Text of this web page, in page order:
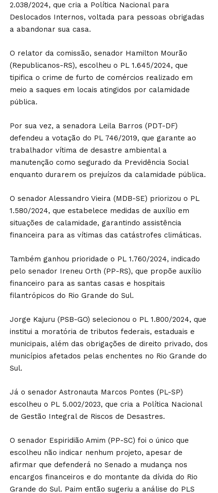
2.038/2024, que cria a Política Nacional para
Deslocados Internos, voltada para pessoas obrigadas
a abandonar sua casa.
O relator da comissão, senador Hamilton Mourão
(Republicanos-RS), escolheu o PL 1.645/2024, que
tipifica o crime de furto de comércios realizado em
meio a saques em locais atingidos por calamidade
pública.
Por sua vez, a senadora Leila Barros (PDT-DF)
defendeu a votação do PL 746/2019, que garante ao
trabalhador vítima de desastre ambiental a
manutenção como segurado da Previdência Social
enquanto durarem os prejuízos da calamidade pública.
O senador Alessandro Vieira (MDB-SE) priorizou o PL
1.580/2024, que estabelece medidas de auxílio em
situações de calamidade, garantindo assistência
financeira para as vítimas das catástrofes climáticas.
Também ganhou prioridade o PL 1.760/2024, indicado
pelo senador Ireneu Orth (PP-RS), que propõe auxílio
financeiro para as santas casas e hospitais
filantrópicos do Rio Grande do Sul.
Jorge Kajuru (PSB-GO) selecionou o PL 1.800/2024, que
institui a moratória de tributos federais, estaduais e
municipais, além das obrigações de direito privado, dos
municípios afetados pelas enchentes no Rio Grande do
Sul.
Já o senador Astronauta Marcos Pontes (PL-SP)
escolheu o PL 5.002/2023, que cria a Política Nacional
de Gestão Integral de Riscos de Desastres.
O senador Espiridião Amim (PP-SC) foi o único que
escolheu não indicar nenhum projeto, apesar de
afirmar que defenderá no Senado a mudança nos
encargos financeiros e do montante da dívida do Rio
Grande do Sul. Paim então sugeriu a análise do PLS